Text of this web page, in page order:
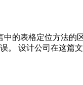
的表格定位方法
。 设计公司在这篇